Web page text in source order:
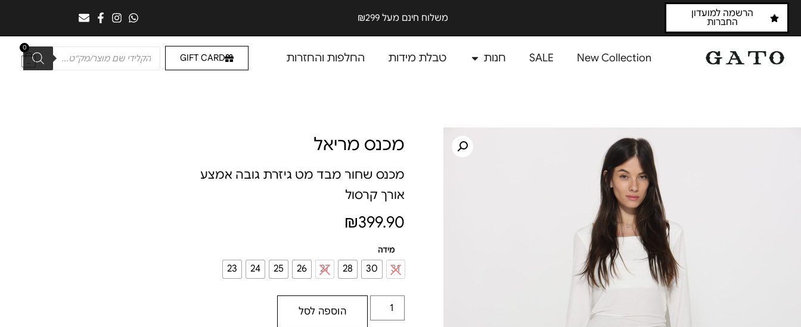
הרשמה למועדון
החברות
משלוח חינם מעל ₪299
New Collection
SALE חנות טבלת מידות החלפות והחזרות GIFT CARD
0
מכנס מריאל
מכנס שחור מבד מט גיזרת גובה אמצע
אורך קרסול
₪399.90
מידה
31
30
28
27
26
25
24
23
הוספה לסל